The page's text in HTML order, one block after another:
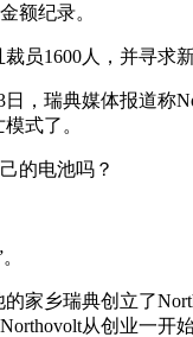
额纪录。
员1600人，并寻求新
，瑞典媒体报道
式了。
的电池吗？
家乡瑞典创立了
从创业一